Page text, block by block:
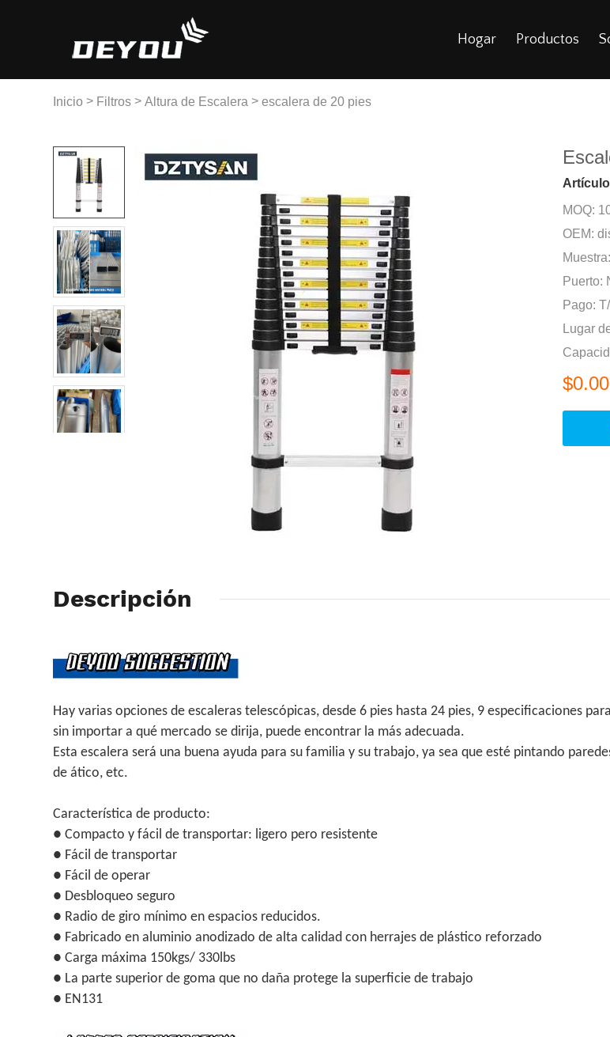
Hogar Productos
Inicio > Filtros > Altura de Escalera >escalera de 20 pies
MOQ:
OEM:
Puerto:
Pago:
Lugar
$0.00
Descripción
Hay varias opciones de escaleras telescópicas, desde 6 pies hasta 24 pies, 9 especificaciones
sin importar a qué mercado se dirija, puede encontrar la más adecuada.
Esta escalera será una buena ayuda para su familia y su trabajo, ya sea que esté pintando
de ático, etc.
Característica de producto:
● Compacto y fácil de transportar: ligero pero resistente
● Fácil de transportar
● Fácil de operar
● Desbloqueo seguro
● Radio de giro mínimo en espacios reducidos.
● Fabricado en aluminio anodizado de alta calidad con herrajes de plástico reforzado
● Carga máxima 150kgs/ 330lbs
● La parte superior de goma que no daña protege la superficie de trabajo
● EN131